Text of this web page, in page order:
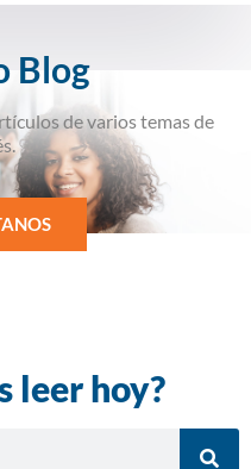
Blog
de varios temas de
leer hoy?